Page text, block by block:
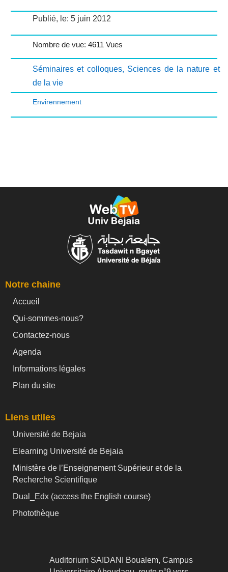
Publié, le: 5 juin 2012
Nombre de vue: 4611 Vues
Séminaires et colloques, Sciences de la nature et
de la vie
Envirennement
Notre chaine
Accueil
Qui-sommes-nous?
Contactez-nous
Agenda
Informations légales
Plan du site
Liens utiles
Université de Bejaia
Elearning Université de Bejaia
Ministère de l’Enseignement Supérieur et de la
Recherche Scientifique
Dual_Edx (access the English course)
Photothèque
Auditorium SAIDANI Boualem, Campus